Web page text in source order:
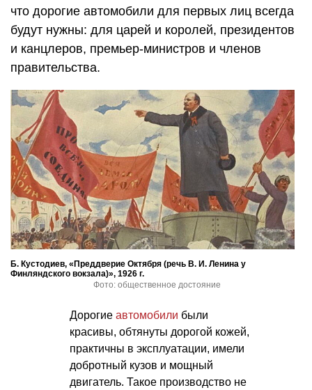
что дорогие автомобили для первых лиц всегда
будут нужны: для царей и королей, президентов
и канцлеров, премьер-министров и членов
правительства.
Б. Кустодиев, «Преддверие Октября (речь В. И. Ленина у
Финляндского вокзала)», 1926 г.
Фото: общественное достояние
Дорогие автомобили были
красивы, обтянуты дорогой кожей,
практичны в эксплуатации, имели
добротный кузов и мощный
двигатель. Такое производство не